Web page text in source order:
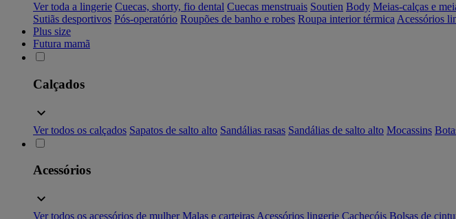
Ver toda a lingerie Cuecas, shorty, fio dental Cuecas menstruais Soutien Body Meias-calças e
Sutiãs desportivos Pós-operatório Roupões de banho e robes Roupa interior térmica Acessórios
Plus size
Futura mamã
Calçados
Ver todos os calçados Sapatos de salto alto Sandálias rasas Sandálias de salto alto Mocassins
Acessórios
Ver todos os acessórios de mulher Malas e carteiras Acessórios lingerie Cachecóis Bolsas de